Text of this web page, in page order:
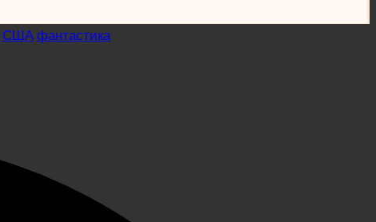
СШАфантастика